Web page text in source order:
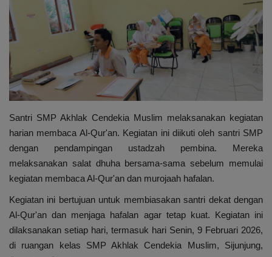
Sekolah
Tutorial
Peluang Usaha
Gallery
Santri SMP Akhlak Cendekia Muslim melaksanakan kegiatan
harian membaca Al-Qur'an. Kegiatan ini diikuti oleh santri SMP
dengan pendampingan ustadzah pembina. Mereka
melaksanakan salat dhuha bersama-sama sebelum memulai
kegiatan membaca Al-Qur'an dan murojaah hafalan.
Kegiatan ini bertujuan untuk membiasakan santri dekat dengan
Al-Qur'an dan menjaga hafalan agar tetap kuat. Kegiatan ini
dilaksanakan setiap hari, termasuk hari Senin, 9 Februari 2026,
di ruangan kelas SMP Akhlak Cendekia Muslim, Sijunjung,